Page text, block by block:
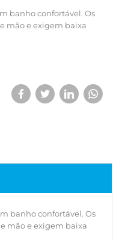
banho confortável. Os
mão e exigem baixa
banho confortável. Os
mão e exigem baixa